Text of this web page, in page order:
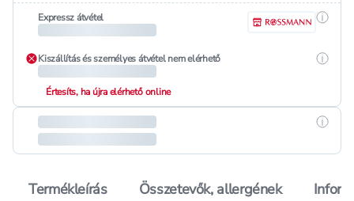
Expressz átvétel
Kiszállítás és személyes átvétel nem elérhető
Értesíts, ha újra elérhető online
Termékleírás Összetevők, allergének